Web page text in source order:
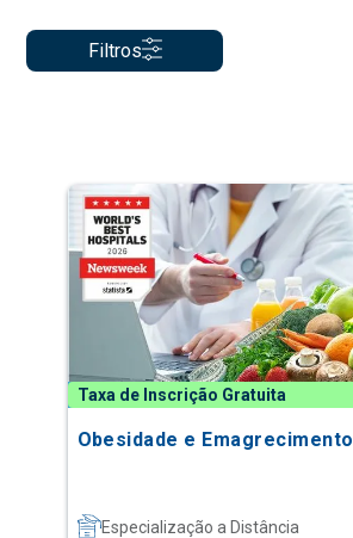
Filtros
Taxa de Inscrição Gratuita
Obesidade e Emagrecimento
Especialização a Distância